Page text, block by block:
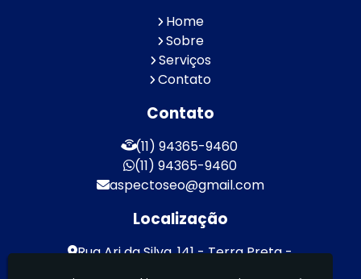
Home
Sobre
Serviços
Contato
Contato
(11) 94365-9460
(11) 94365-9460
aspectoseo@gmail.com
Localização
Rua Ari da Silva, 141 - Terra Preta -